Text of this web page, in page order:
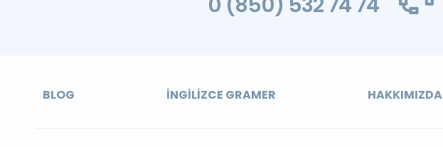
BLOG İNGILIZCE GRAMER HAKKIMIZDA